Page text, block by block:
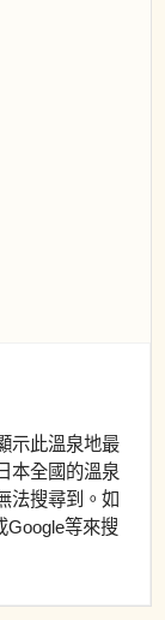
示此溫泉地最
本全國的溫泉
法搜尋到。如
Google等來搜